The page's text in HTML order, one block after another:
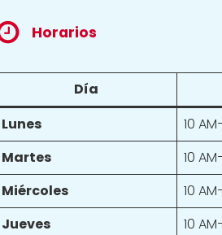
Horarios
Día
Lunes
10
Martes
10
Miércoles
10
Jueves
10